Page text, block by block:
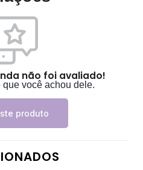
não foi avaliado!
você achou dele.
produto